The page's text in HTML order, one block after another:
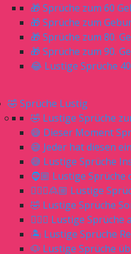
🎁 Sprüche zum 60
🎁 Sprüche zum
🎁 Sprüche zum 80.
🎁 Sprüche zum 90.
😂 Lustige Sprüche
🤣 Sprüche Lustig
🤣 Lustige Sprüche
😅 Dieser Moment
😅 Jeder hat diesen
😅 Lustige Sprüche
🧔🏼 Lustige Sprüche
🙎🏼‍♀️🙎🏼 Lustige
🤣 Lustige Sprüche
🙋🏼‍♀️ Lustige
🏝 Lustige Sprüche
🐶 Lustige Sprüche